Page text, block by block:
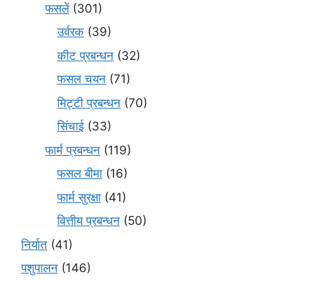
फसलें(301)
उर्वरक (39)
कीट प्रबन्धन (32)
फसल चयन (71)
मि‌ट्टी प्रबन्धन (70)
सिंचाई (33)
फार्म प्रबन्धन (119)
फसल बीमा (16)
फार्म सुरक्षा (41)
वित्तीय प्रबन्धन (50)
निर्यात (41)
पशुपालन (146)